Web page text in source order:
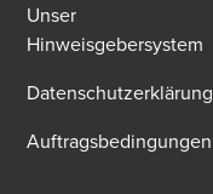
Unser
Hinweisgebersystem
Datenschutzerklärung
Auftragsbedingungen